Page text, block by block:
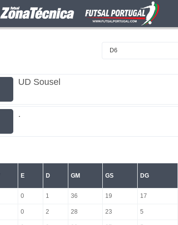
D6
UD Sousel
.
E D GM GS DG
0 1 36 19 17
0 2 28 23 5